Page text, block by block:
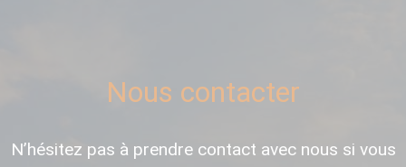
Nous contacter
N’hésitez pas à prendre contact avec nous si vous